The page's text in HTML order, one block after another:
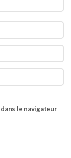
le navigateur